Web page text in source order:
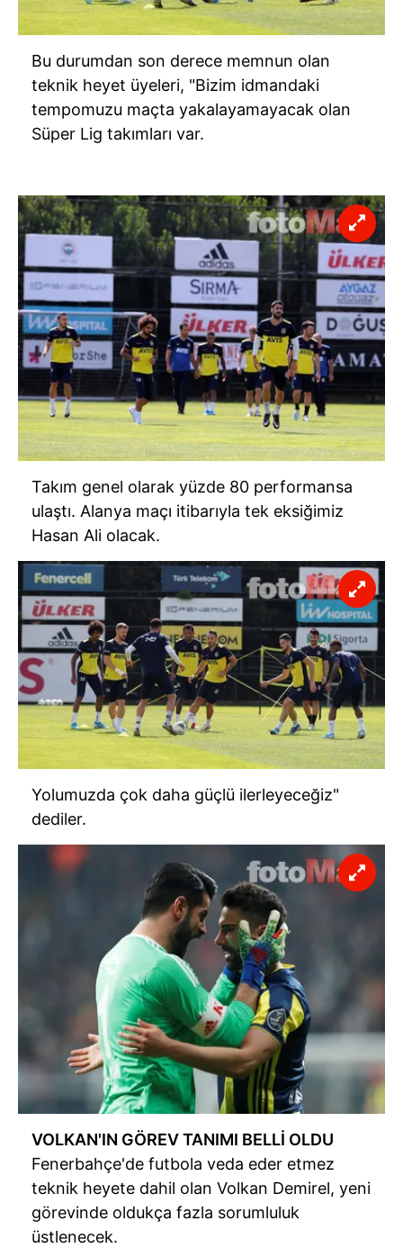
Bu durumdan son derece memnun olan
teknik heyet üyeleri, "Bizim idmandaki
tempomuzu maçta yakalayamayacak olan
Süper Lig takımları var.
Takım genel olarak yüzde 80 performansa
ulaştı. Alanya maçı itibarıyla tek eksiğimiz
Hasan Ali olacak.
Yolumuzda çok daha güçlü ilerleyeceğiz"
dediler.
VOLKAN'IN GÖREV TANIMI BELLİ OLDU
Fenerbahçe'de futbola veda eder etmez
teknik heyete dahil olan Volkan Demirel, yeni
görevinde oldukça fazla sorumluluk
üstlenecek.